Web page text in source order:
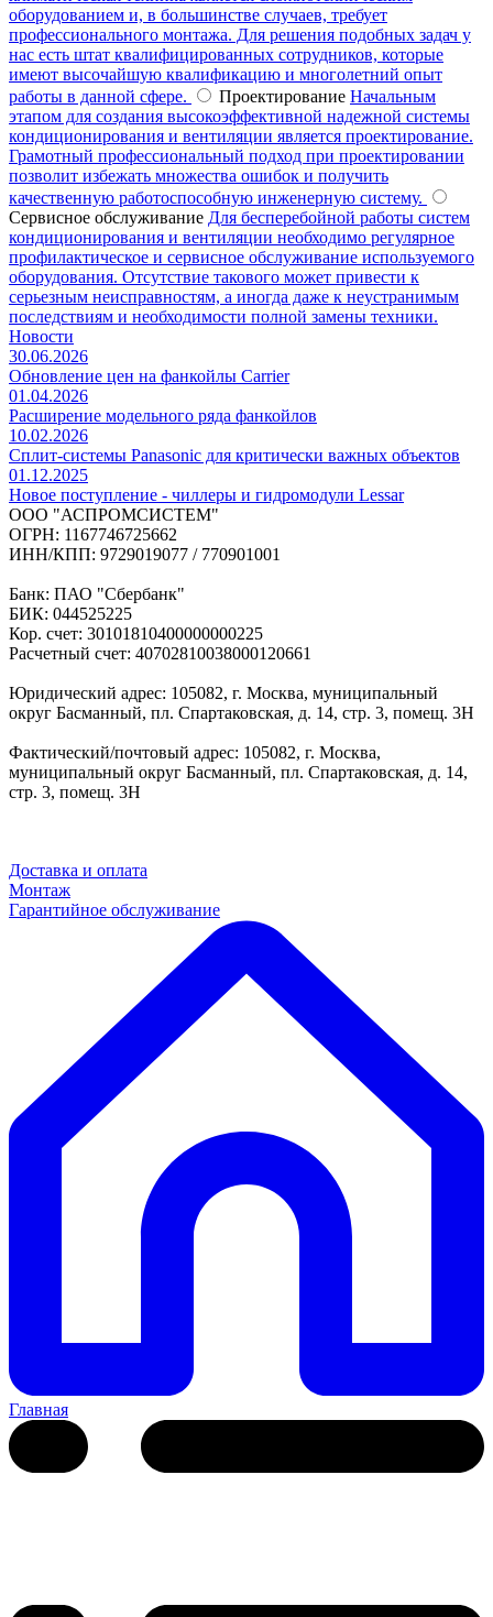
оборудованием и, в большинстве случаев, требует
профессионального монтажа. Для решения подобных задач у
нас есть штат квалифицированных сотрудников, которые
имеют высочайшую квалификацию и многолетний опыт
работы в данной сфере.
Проектирование Начальным
этапом для создания высокоэффективной надежной системы
кондиционирования и вентиляции является проектирование.
Грамотный профессиональный подход при проектировании
позволит избежать множества ошибок и получить
качественную работоспособную инженерную систему.
Сервисное обслуживание Для бесперебойной работы систем
кондиционирования и вентиляции необходимо регулярное
профилактическое и сервисное обслуживание используемого
оборудования. Отсутствие такового может привести к
серьезным неисправностям, а иногда даже к неустранимым
последствиям и необходимости полной замены техники.
Новости
30.06.2026
Обновление цен на фанкойлы Carrier
01.04.2026
Расширение модельного ряда фанкойлов
10.02.2026
Сплит-системы Panasonic для критически важных объектов
01.12.2025
Новое поступление - чиллеры и гидромодули Lessar
ООО "АСПРОМСИСТЕМ"
ОГРН: 1167746725662
ИНН/КПП: 9729019077 / 770901001
Банк: ПАО "Сбербанк"
БИК: 044525225
Кор. счет: 30101810400000000225
Расчетный счет: 40702810038000120661
Юридический адрес: 105082, г. Москва, муниципальный
округ Басманный, пл. Спартаковская, д. 14, стр. 3, помещ. 3Н
Фактический/почтовый адрес: 105082, г. Москва,
муниципальный округ Басманный, пл. Спартаковская, д. 14,
стр. 3, помещ. 3Н
Доставка и оплата
Монтаж
Гарантийное обслуживание
Главная